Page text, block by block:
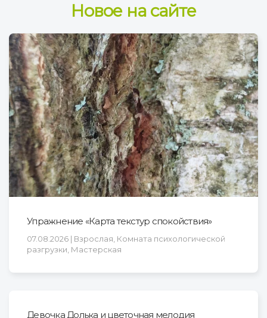
Новое на сайте
Упражнение «Карта текстур спокойствия»
07.08.2026 | Взрослая, Комната психологической
разгрузки, Мастерская
Девочка Долька и цветочная мелодия